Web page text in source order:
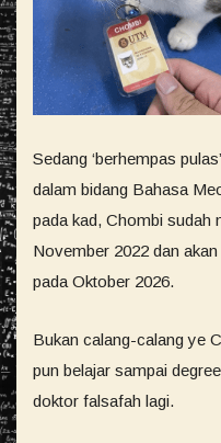
Sedang ‘berhempas
dalam bidang Bahasa
pada kad, Chombi sudah
November 2022 dan
pada Oktober 2026.
Bukan calang-calang ye
pun belajar sampai
doktor falsafah lagi.